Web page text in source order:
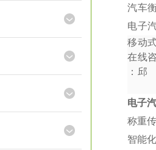
汽车
电子
移动
在线
： 邱
电子
称重
智能